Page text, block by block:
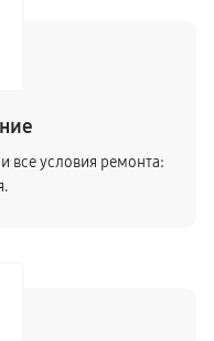
все условия ремонта: